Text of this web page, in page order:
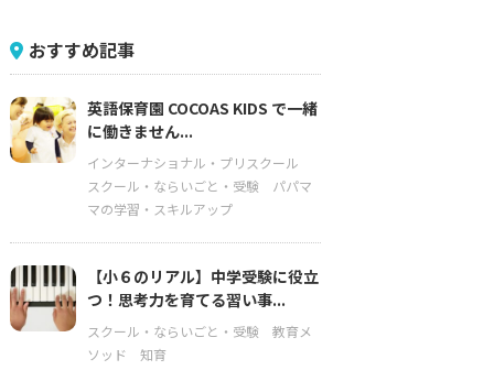
おすすめ記事
英語保育園 COCOAS KIDS で一緒
に働きません...
インターナショナル・プリスクール
スクール・ならいごと・受験
パパマ
マの学習・スキルアップ
【小６のリアル】中学受験に役立
つ！思考力を育てる習い事...
スクール・ならいごと・受験
教育メ
ソッド
知育